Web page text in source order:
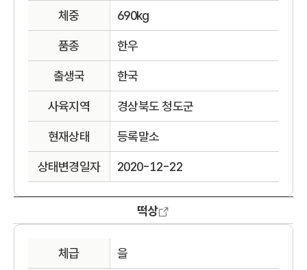
체중 690kg
품종 한우
출생국 한국
사육지역 경상북도 청도군
현재상태 등록말소
상태변경일자 2020-12-22
떡상
체급 을